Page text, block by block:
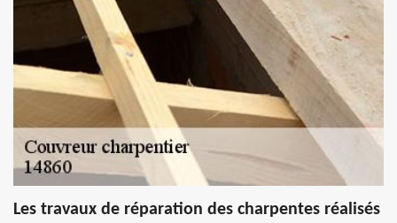
Les travaux de réparation des charpentes réalisés